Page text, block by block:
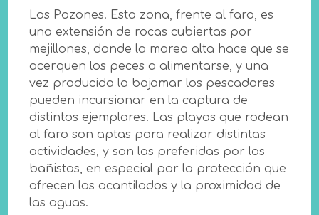
Los Pozones. Esta zona, frente al faro, es
una extensión de rocas cubiertas por
mejillones, donde la marea alta hace que se
acerquen los peces a alimentarse, y una
vez producida la bajamar los pescadores
pueden incursionar en la captura de
distintos ejemplares. Las playas que rodean
al faro son aptas para realizar distintas
actividades, y son las preferidas por los
bañistas, en especial por la protección que
ofrecen los acantilados y la proximidad de
las aguas.